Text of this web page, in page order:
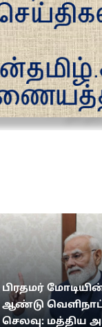
பிரதமர்
ஆண்டு
செலவு: மத்திய